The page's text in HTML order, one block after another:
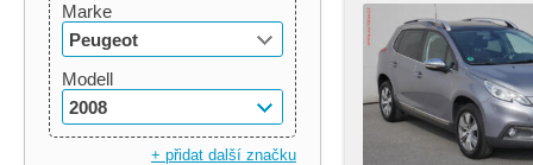
Marke
Peugeot
Modell
2008
+ přidat další značku